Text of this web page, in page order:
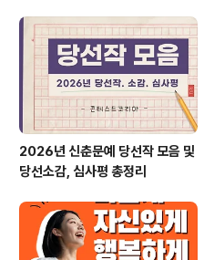
시상내역- 대상(1명)▶ 상장 및 시상금
제품 제작 및 판로 연계- 최우수상(2명)▶ ..
2026년 신춘문예 당선작 모음 및
당선소감, 심사평 총정리